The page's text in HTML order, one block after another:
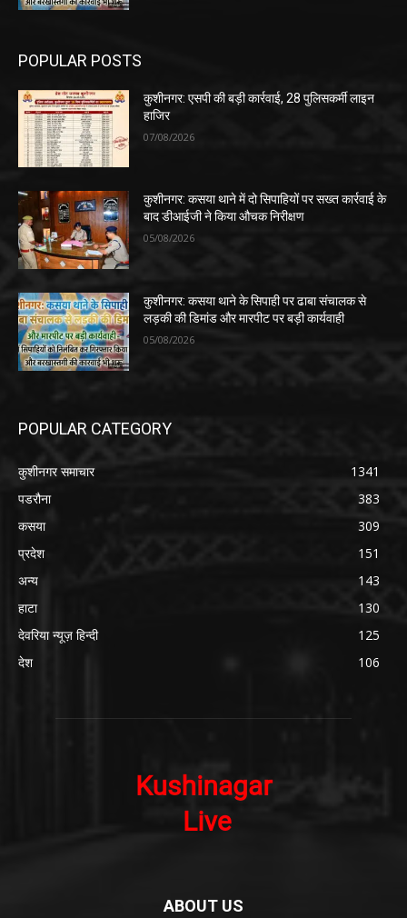
POPULAR POSTS
कुशीनगर: एसपी की बड़ी कार्रवाई, 28 पुलिसकर्मी लाइन
हाजिर
07/08/2026
कुशीनगर: कसया थाने में दो सिपाहियों पर सख्त कार्रवाई के
बाद डीआईजी ने किया औचक निरीक्षण
05/08/2026
कुशीनगर: कसया थाने के सिपाही पर ढाबा संचालक से
लड़की की डिमांड और मारपीट पर बड़ी कार्यवाही
05/08/2026
POPULAR CATEGORY
कुशीनगर समाचार
1341
पडरौना
383
कसया
309
प्रदेश
151
अन्य
143
हाटा
130
देवरिया न्यूज़ हिन्दी
125
देश
106
ABOUT US